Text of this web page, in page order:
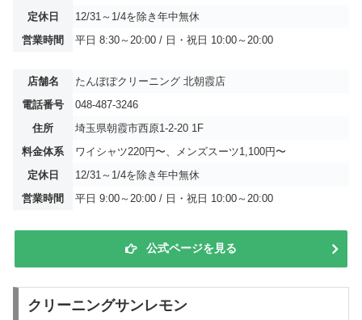
定休日
12/31～1/4を除き年中無休
営業時間
平日 8:30～20:00 / 日・祝日 10:00～20:00
店舗名
たんぽぽクリーニング 北朝霞店
電話番号
048-487-3246
住所
埼玉県朝霞市西原1-2-20 1F
料金体系
ワイシャツ220円〜、メンズスーツ1,100円〜
定休日
12/31～1/4を除き年中無休
営業時間
平日 9:00～20:00 / 日・祝日 10:00～20:00
公式ページを見る
クリーニングサンレモン